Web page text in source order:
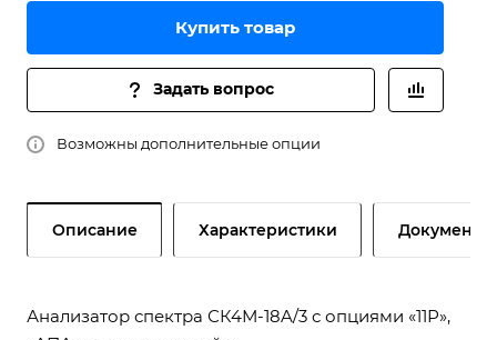
Купить товар
Задать вопрос
Возможны дополнительные опции
Описание Характеристики Документы
Анализатор спектра СК4М-18A/3 с опциями «11Р»,